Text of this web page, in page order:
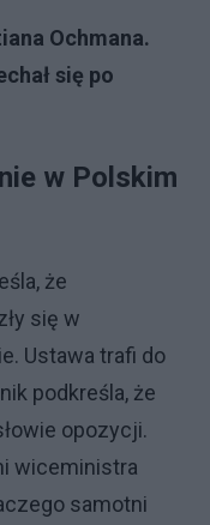
Ochmana.
się po
w Polskim
że
się w
Ustawa trafi do
podkreśla, że
opozycji.
wiceministra
samotni